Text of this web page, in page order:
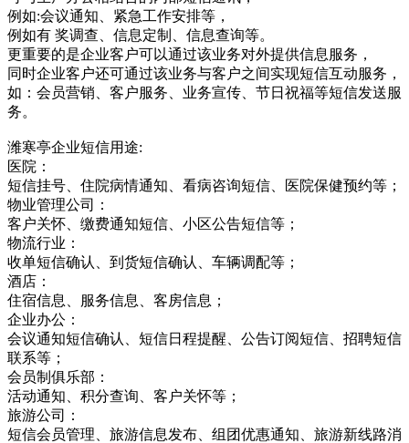
例如:会议通知、紧急工作安排等，
例如有 奖调查、信息定制、信息查询等。
更重要的是企业客户可以通过该业务对外提供信息服务，
同时企业客户还可通过该业务与客户之间实现短信互动服务，
如：会员营销、客户服务、业务宣传、节日祝福等短信发送服
务。
潍寒亭企业短信用途:
医院：
短信挂号、住院病情通知、看病咨询短信、医院保健预约等；
物业管理公司：
客户关怀、缴费通知短信、小区公告短信等；
物流行业：
收单短信确认、到货短信确认、车辆调配等；
酒店：
住宿信息、服务信息、客房信息；
企业办公：
会议通知短信确认、短信日程提醒、公告订阅短信、招聘短信
联系等；
会员制俱乐部：
活动通知、积分查询、客户关怀等；
旅游公司：
短信会员管理、旅游信息发布、组团优惠通知、旅游新线路消